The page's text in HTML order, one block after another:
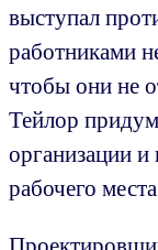
выступал
работниками
чтобы они не
Тейлор
организации и
рабочего